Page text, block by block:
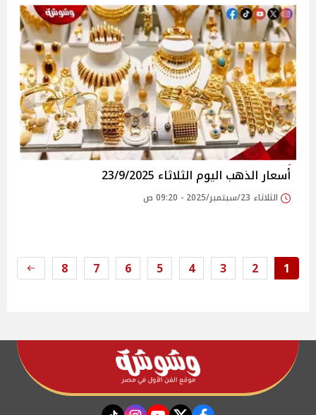
أسعار الذهب اليوم الثلاثاء 23/9/2025
الثلاثاء 23/سبتمبر/2025 - 09:20 ص
1
2
3
4
5
6
7
8